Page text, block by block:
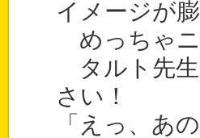
イメージが
めっちゃ
タルト先生
さい！
「えっ、あ